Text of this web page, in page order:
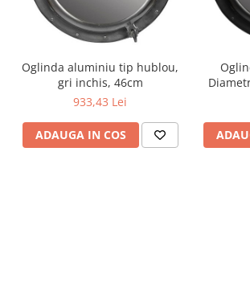
Oglinda aluminiu tip hublou,
gri inchis, 46cm
933,43 Lei
ADAUGA IN COS